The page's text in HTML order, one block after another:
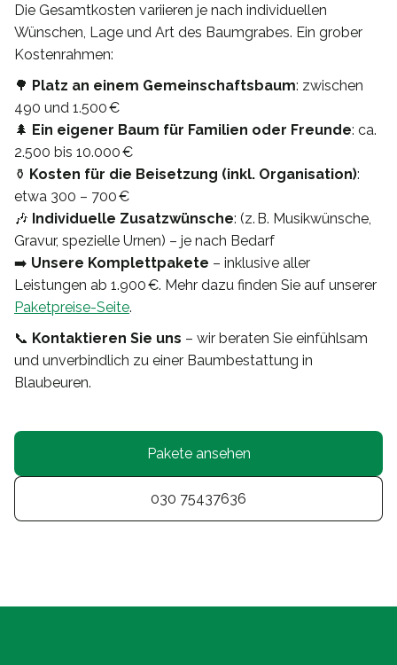
Die Gesamtkosten variieren je nach individuellen
Wünschen, Lage und Art des Baumgrabes. Ein grober
Kostenrahmen:
🌳 Platz an einem Gemeinschaftsbaum: zwischen
490 und 1.500 €
🌲 Ein eigener Baum für Familien oder Freunde: ca.
2.500 bis 10.000 €
⚱️ Kosten für die Beisetzung (inkl. Organisation):
etwa 300 – 700 €
🎶 Individuelle Zusatzwünsche: (z. B. Musikwünsche,
Gravur, spezielle Urnen) – je nach Bedarf
➡️ Unsere Komplettpakete – inklusive aller
Leistungen ab 1.900 €. Mehr dazu finden Sie auf unserer
Paketpreise-Seite.
📞 Kontaktieren Sie uns – wir beraten Sie einfühlsam
und unverbindlich zu einer Baumbestattung in
Blaubeuren.
Pakete ansehen
030 75437636